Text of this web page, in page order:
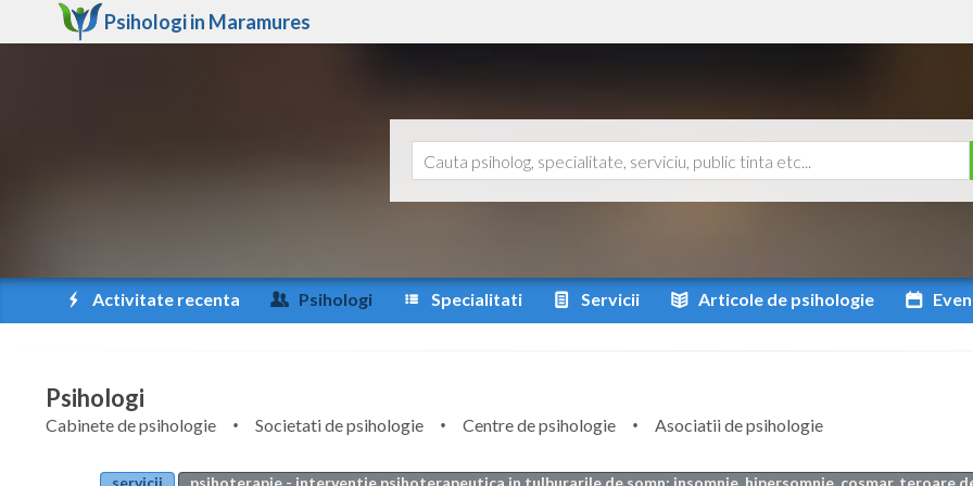
Psihologi in Maramures
Activitate recenta Psihologi Specialitati Servicii Articole de psihologie
Psihologi
Cabinete de psihologie Societati de psihologie Centre de psihologie
Asociatii de psihologie
servicii
psihoterapie - interventie psihoterapeutica in tulburarile de somn: insomnie, hipersomnie, cosmar, teroare